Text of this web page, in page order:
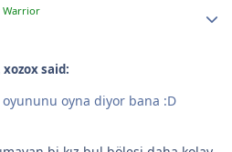
Warrior
said:
oyna diyor bana :D